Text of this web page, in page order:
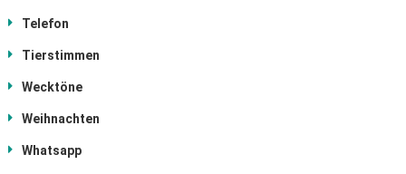
Telefon
Tierstimmen
Wecktöne
Weihnachten
Whatsapp